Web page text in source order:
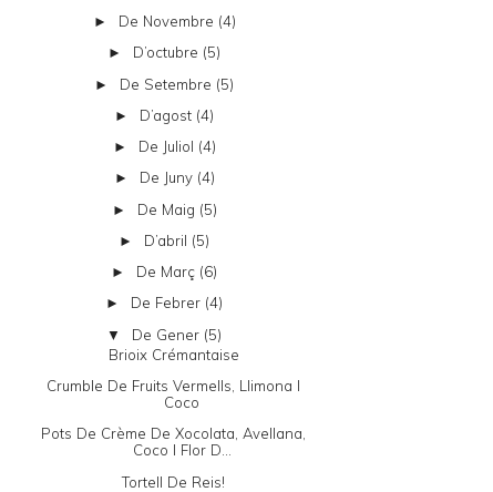
► De Novembre (4)
► D’octubre (5)
► De Setembre (5)
► D’agost (4)
► De Juliol (4)
► De Juny (4)
► De Maig (5)
► D’abril (5)
► De Març (6)
► De Febrer (4)
▼ De Gener (5)
Brioix Crémantaise
Crumble De Fruits Vermells, Llimona I
Coco
Pots De Crème De Xocolata, Avellana,
Coco I Flor D...
Tortell De Reis!